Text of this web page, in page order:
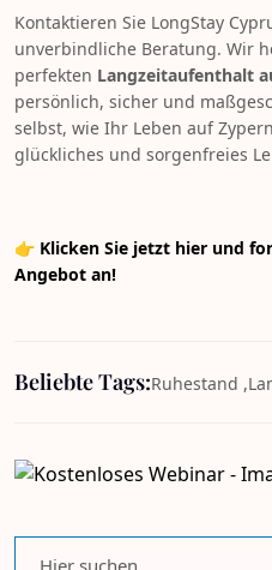
Kontaktieren Sie LongStay
unverbindliche Beratung. Wir
perfekten Langzeitaufenthalt
persönlich, sicher und
selbst, wie Ihr Leben auf
glückliches und sorgenfreies
👉 Klicken Sie jetzt hier und
Angebot an!
Beliebte Tags:Ruhestand ,